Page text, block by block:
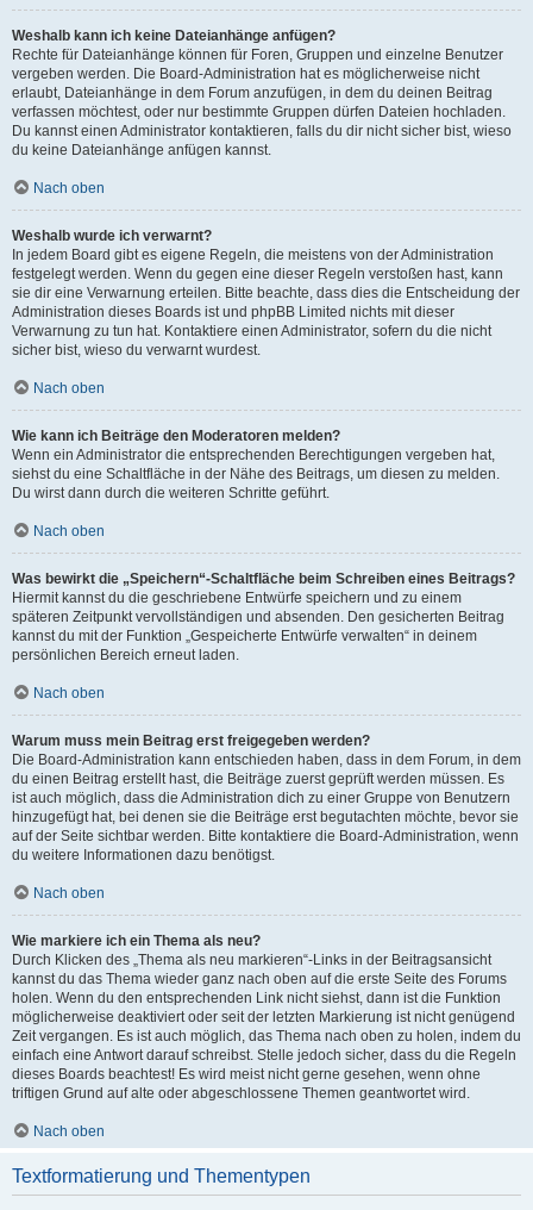
Weshalb kann ich keine Dateianhänge anfügen?
Rechte für Dateianhänge können für Foren, Gruppen und einzelne Benutzer
vergeben werden. Die Board-Administration hat es möglicherweise nicht
erlaubt, Dateianhänge in dem Forum anzufügen, in dem du deinen Beitrag
verfassen möchtest, oder nur bestimmte Gruppen dürfen Dateien hochladen.
Du kannst einen Administrator kontaktieren, falls du dir nicht sicher bist, wieso
du keine Dateianhänge anfügen kannst.
Nach oben
Weshalb wurde ich verwarnt?
In jedem Board gibt es eigene Regeln, die meistens von der Administration
festgelegt werden. Wenn du gegen eine dieser Regeln verstoßen hast, kann
sie dir eine Verwarnung erteilen. Bitte beachte, dass dies die Entscheidung der
Administration dieses Boards ist und phpBB Limited nichts mit dieser
Verwarnung zu tun hat. Kontaktiere einen Administrator, sofern du die nicht
sicher bist, wieso du verwarnt wurdest.
Nach oben
Wie kann ich Beiträge den Moderatoren melden?
Wenn ein Administrator die entsprechenden Berechtigungen vergeben hat,
siehst du eine Schaltfläche in der Nähe des Beitrags, um diesen zu melden.
Du wirst dann durch die weiteren Schritte geführt.
Nach oben
Was bewirkt die „Speichern“-Schaltfläche beim Schreiben eines Beitrags?
Hiermit kannst du die geschriebene Entwürfe speichern und zu einem
späteren Zeitpunkt vervollständigen und absenden. Den gesicherten Beitrag
kannst du mit der Funktion „Gespeicherte Entwürfe verwalten“ in deinem
persönlichen Bereich erneut laden.
Nach oben
Warum muss mein Beitrag erst freigegeben werden?
Die Board-Administration kann entschieden haben, dass in dem Forum, in dem
du einen Beitrag erstellt hast, die Beiträge zuerst geprüft werden müssen. Es
ist auch möglich, dass die Administration dich zu einer Gruppe von Benutzern
hinzugefügt hat, bei denen sie die Beiträge erst begutachten möchte, bevor sie
auf der Seite sichtbar werden. Bitte kontaktiere die Board-Administration, wenn
du weitere Informationen dazu benötigst.
Nach oben
Wie markiere ich ein Thema als neu?
Durch Klicken des „Thema als neu markieren“-Links in der Beitragsansicht
kannst du das Thema wieder ganz nach oben auf die erste Seite des Forums
holen. Wenn du den entsprechenden Link nicht siehst, dann ist die Funktion
möglicherweise deaktiviert oder seit der letzten Markierung ist nicht genügend
Zeit vergangen. Es ist auch möglich, das Thema nach oben zu holen, indem du
einfach eine Antwort darauf schreibst. Stelle jedoch sicher, dass du die Regeln
dieses Boards beachtest! Es wird meist nicht gerne gesehen, wenn ohne
triftigen Grund auf alte oder abgeschlossene Themen geantwortet wird.
Nach oben
Textformatierung und Thementypen